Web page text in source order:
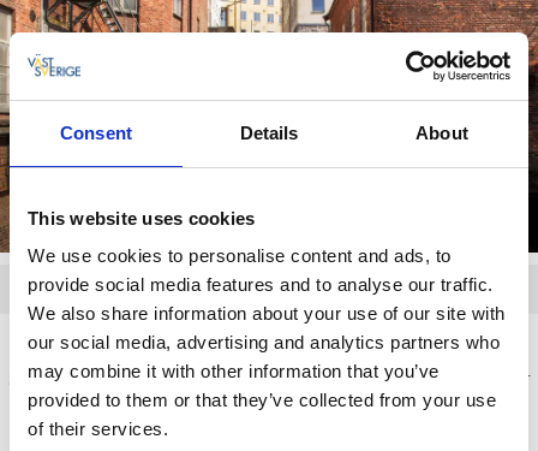
Consent Details About
This website uses cookies
We use cookies to personalise content and ads, to
provide social media features and to analyse our traffic.
We also share information about your use of our site with
our social media, advertising and analytics partners who
may combine it with other information that you’ve
provided to them or that they’ve collected from your use
of their services.
Kvarnbyn och Mölndalsfallen
Läs mer
Tillåt kakor för att se innehållet.
Naturen nära staden
Släpp storstadsstressen och ge dig ut i naturen. Bara 15 minuter
från centrala Göteborg hittar du lugnet, en grön oas med djupa
skogar, blanka sjöar, blomstrande ängar och grönskande